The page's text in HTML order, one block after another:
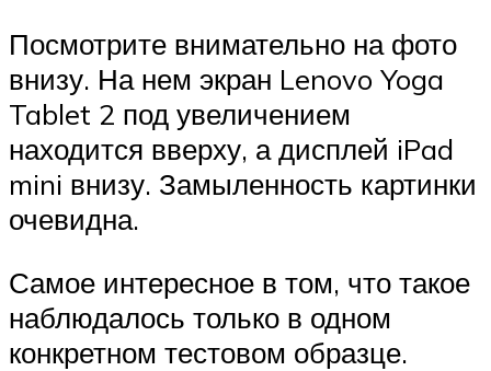
Посмотрите внимательно на фото
внизу. На нем экран Lenovo Yoga
Tablet 2 под увеличением
находится вверху, а дисплей iPad
mini внизу. Замыленность картинки
очевидна.
Самое интересное в том, что такое
наблюдалось только в одном
конкретном тестовом образце.